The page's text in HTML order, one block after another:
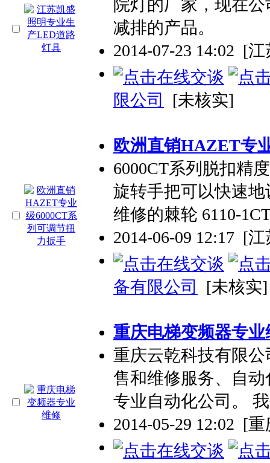
院灯的厂家，现在
减排的产品。
2014-07-23 14:02 [江
限公司 [未核实]
欧洲直销HAZET专
6000CT系列脱扣精
旋转手把可以快速
维修的棘轮 6110-
2014-06-09 12:17 [江
备有限公司 [未核实]
重庆电梯变频器专业
重庆云乾科技有限公
售和维修服务、自
专业自动化公司。
2014-05-29 12:02 [重